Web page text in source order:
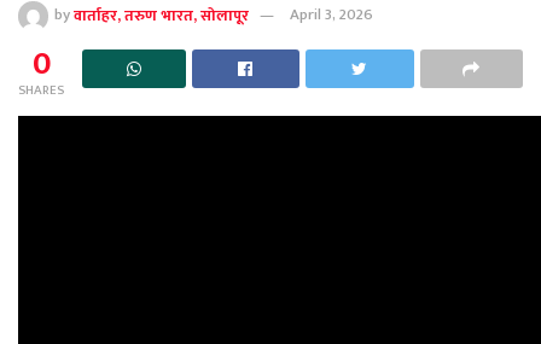
byवार्ताहर, तरुण भारत, सोलापूर April 3, 2026
0
SHARES